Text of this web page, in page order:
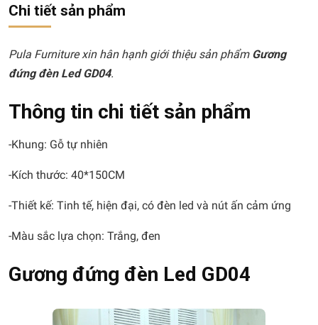
Chi tiết sản phẩm
Pula Furniture xin hân hạnh giới thiệu sản phẩm Gương
đứng đèn Led GD04.
Thông tin chi tiết sản phẩm
-Khung: Gỗ tự nhiên
-Kích thước: 40*150CM
-Thiết kế: Tinh tế, hiện đại, có đèn led và nút ấn cảm ứng
-Màu sắc lựa chọn: Trắng, đen
Gương đứng đèn Led GD04